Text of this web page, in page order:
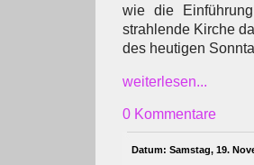
wie die
strahlende Kirche
des heutigen
weiterlesen...
0 Kommentare
Datum: Samstag, 19.